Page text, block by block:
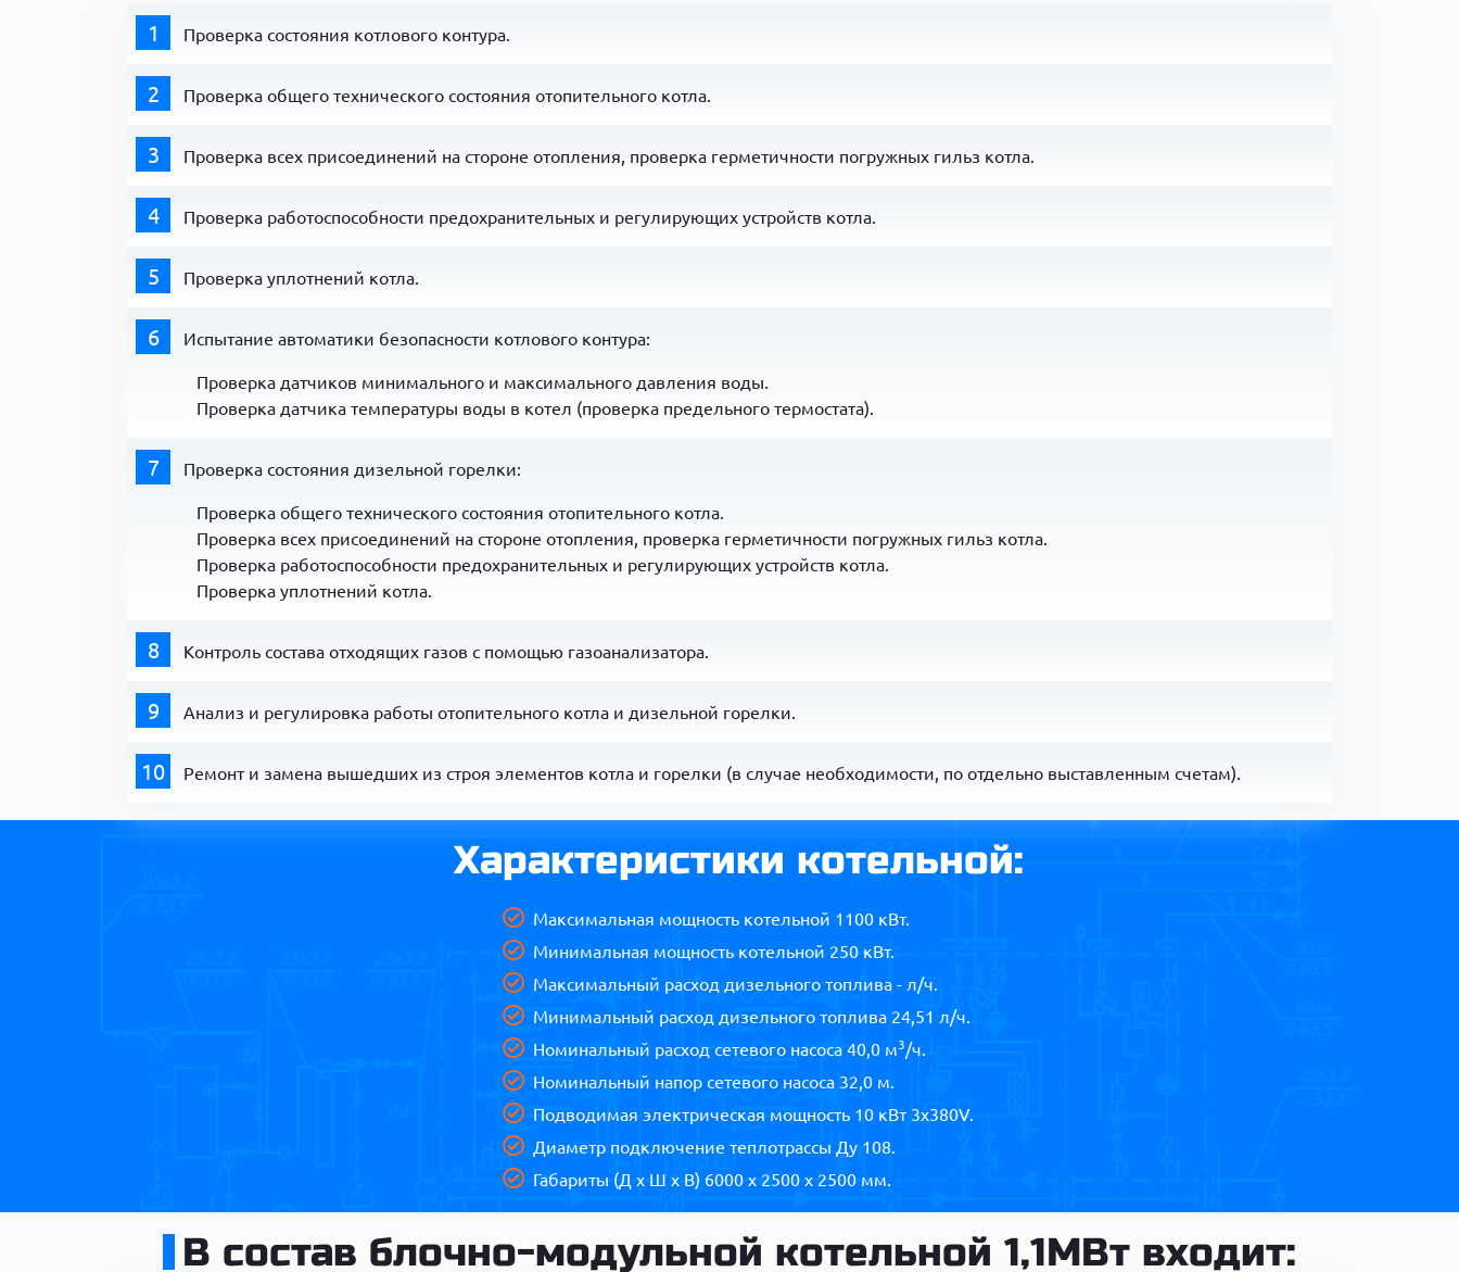
1 Проверка состояния котлового контура.
2 Проверка общего технического состояния отопительного котла.
3 Проверка всех присоединений на стороне отопления, проверка герметичности погружных гильз котла.
4 Проверка работоспособности предохранительных и регулирующих устройств котла.
5 Проверка уплотнений котла.
6
Испытание автоматики безопасности котлового контура:
Проверка датчиков минимального и максимального давления воды.
Проверка датчика температуры воды в котел (проверка предельного термостата).
7
Проверка состояния дизельной горелки:
Проверка общего технического состояния отопительного котла.
Проверка всех присоединений на стороне отопления, проверка герметичности погружных гильз котла.
Проверка работоспособности предохранительных и регулирующих устройств котла.
Проверка уплотнений котла.
8 Контроль состава отходящих газов с помощью газоанализатора.
9 Анализ и регулировка работы отопительного котла и дизельной горелки.
10 Ремонт и замена вышедших из строя элементов котла и горелки (в случае необходимости, по отдельно выставленным счетам).
Характеристики котельной:
Максимальная мощность котельной 1100 кВт.
Минимальная мощность котельной 250 кВт.
Максимальный расход дизельного топлива - л/ч.
Минимальный расход дизельного топлива 24,51 л/ч.
Номинальный расход сетевого насоса 40,0 м3/ч.
Номинальный напор сетевого насоса 32,0 м.
Подводимая электрическая мощность 10 кВт 3х380V.
Диаметр подключение теплотрассы Ду 108.
Габариты (Д х Ш х В) 6000 x 2500 x 2500 мм.
В состав блочно-модульной котельной 1,1МВт входит: